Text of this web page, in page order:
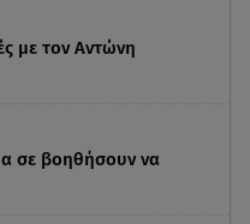
με τον Αντώνη
σε βοηθήσουν να